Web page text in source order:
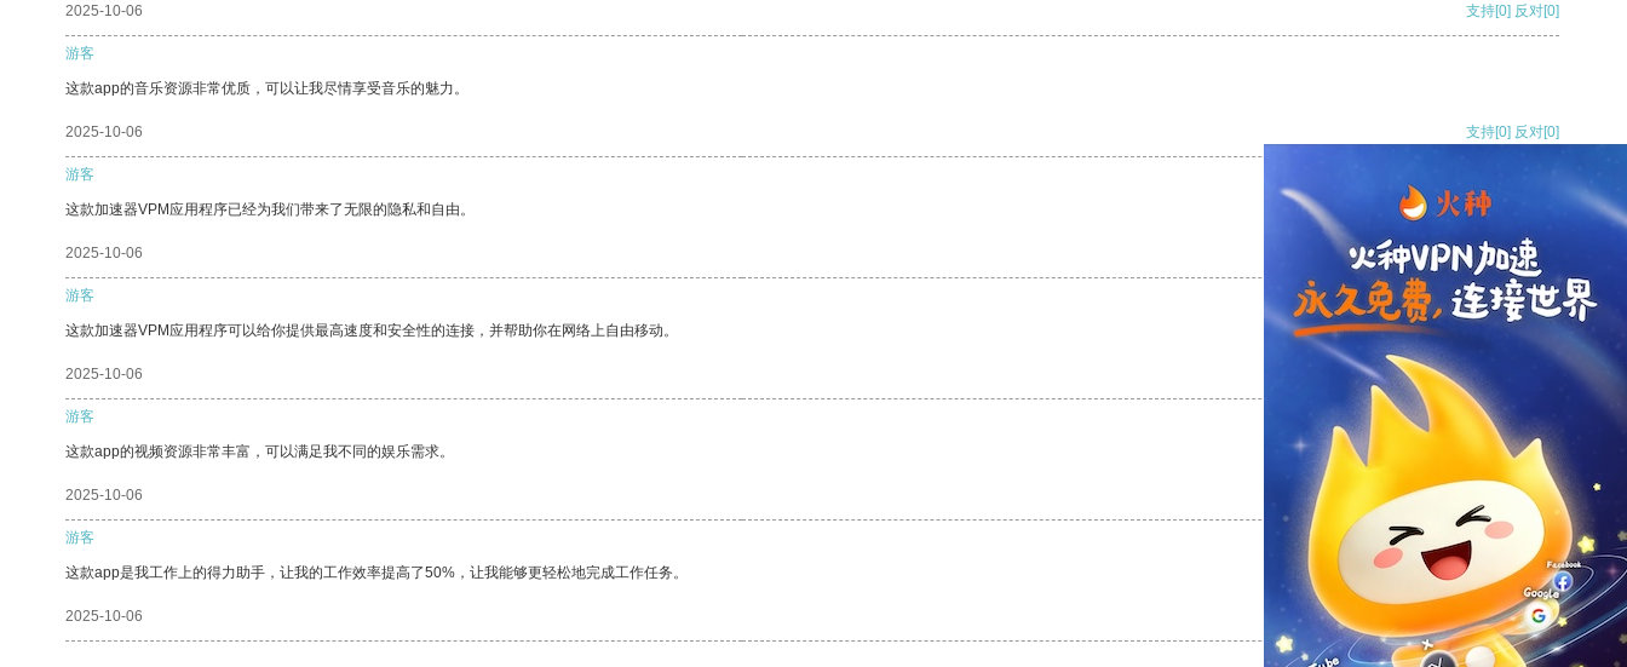
2025-10-06 支持[0] 反对[0]
游客
这款app的音乐资源非常优质，可以让我尽情享受音乐的魅力。
2025-10-06 支持[0] 反对[0]
游客
这款加速器VPM应用程序已经为我们带来了无限的隐私和自由。
2025-10-06 支持[0] 反对
游客
这款加速器VPM应用程序可以给你提供最高速度和安全性的连接，并帮助你在网络上自由移动。
2025-10-06 支持
游客
这款app的视频资源非常丰富，可以满足我不同的娱乐需求。
2025-10-06 反对 [0]
游客
这款app是我工作上的得力助手，让我的工作效率提高了50%，让我能够更轻松地完成工作任务。
2025-10-06 支持[0] 反对[0]